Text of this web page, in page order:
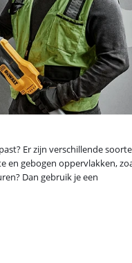
Er zijn verschillende
en gebogen oppervlakken,
Dan gebruik je een